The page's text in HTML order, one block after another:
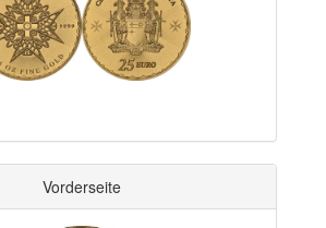
Vorderseite